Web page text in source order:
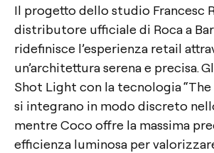
Il progetto dello studio Francesc
distributore ufficiale di Roca a
ridefinisce l’esperienza retail
un’architettura serena e precisa.
Shot Light con la tecnologia “The
si integrano in modo discreto
mentre Coco offre la massima
efficienza luminosa per